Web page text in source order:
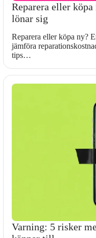
Reparera eller köpa
lönar sig
Reparera eller köpa ny?
jämföra
tips…
Varning: 5 risker